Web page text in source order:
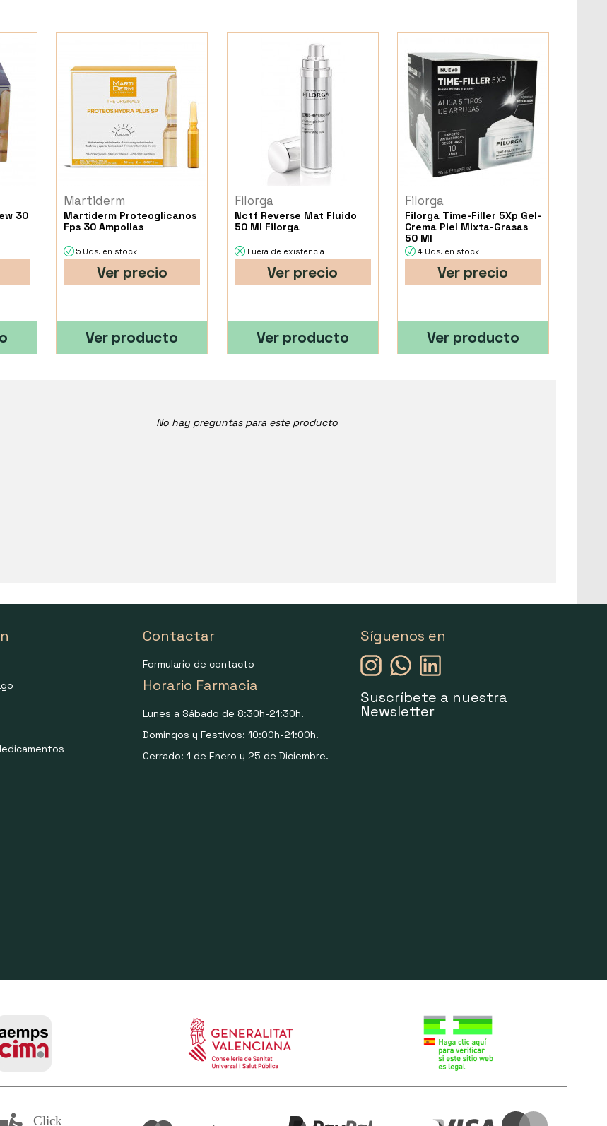
30
Martiderm
Martiderm Proteoglicanos
Fps 30 Ampollas
5 Uds. en stock
Ver precio
Ver producto
Filorga
Nctf Reverse Mat Fluido
50 Ml Filorga
Fuera de existencia
Ver precio
Ver producto
Filorga
Filorga Time-Filler 5Xp Gel-
Crema Piel Mixta-Grasas
50 Ml
4 Uds. en stock
Ver precio
Ver producto
No hay preguntas para este producto
Contactar
Formulario de contacto
Horario Farmacia
Lunes a Sábado de 8:30h-21:30h.
Domingos y Festivos: 10:00h-21:00h.
Cerrado: 1 de Enero y 25 de Diciembre.
Síguenos en
Suscríbete a nuestra
Newsletter